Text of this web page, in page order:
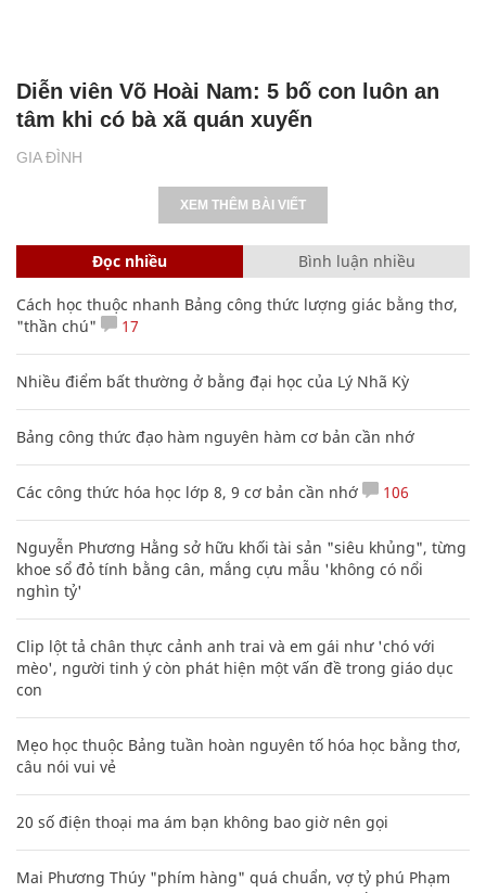
GIA ĐÌNH
Diễn viên Võ Hoài Nam: 5 bố con luôn an
tâm khi có bà xã quán xuyến
XEM THÊM BÀI VIẾT
Đọc nhiều Bình luận nhiều
Cách học thuộc nhanh Bảng công thức lượng giác bằng thơ,
"thần chú"
17
Nhiều điểm bất thường ở bằng đại học của Lý Nhã Kỳ
Bảng công thức đạo hàm nguyên hàm cơ bản cần nhớ
Các công thức hóa học lớp 8, 9 cơ bản cần nhớ 106
Nguyễn Phương Hằng sở hữu khối tài sản "siêu khủng", từng
khoe sổ đỏ tính bằng cân, mắng cựu mẫu 'không có nổi
nghìn tỷ'
Clip lột tả chân thực cảnh anh trai và em gái như 'chó với
mèo', người tinh ý còn phát hiện một vấn đề trong giáo dục
con
Mẹo học thuộc Bảng tuần hoàn nguyên tố hóa học bằng thơ,
câu nói vui vẻ
20 số điện thoại ma ám bạn không bao giờ nên gọi
Mai Phương Thúy "phím hàng" quá chuẩn, vợ tỷ phú Phạm